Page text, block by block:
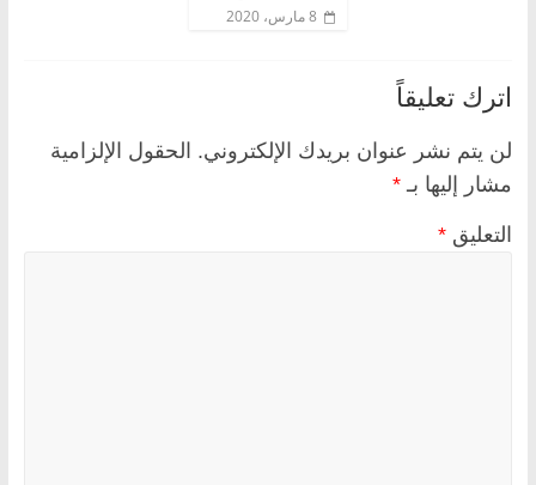
8 مارس، 2020
اترك تعليقاً
لن يتم نشر عنوان بريدك الإلكتروني. الحقول الإلزامية
مشار إليها بـ *
التعليق *